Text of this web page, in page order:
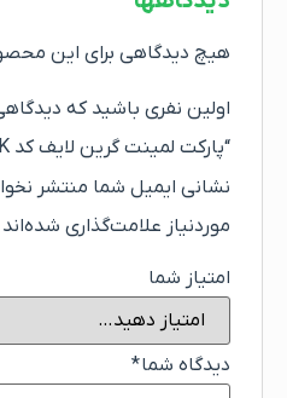
هیچ دیدگاهی برای این
اولین نفری باشید که
“پارکت لمینت گرین لایف کد Prestige OAK جناغی”
نشانی ایمیل شما منتشر
موردنیاز علامت‌گذاری شده‌اند
امتیاز شما
دیدگاه شما*